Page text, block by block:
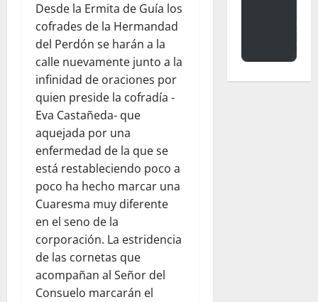
Desde la Ermita de Guía los
cofrades de la Hermandad
del Perdón se harán a la
calle nuevamente junto a la
infinidad de oraciones por
quien preside la cofradía -
Eva Castañeda- que
aquejada por una
enfermedad de la que se
está restableciendo poco a
poco ha hecho marcar una
Cuaresma muy diferente
en el seno de la
corporación. La estridencia
de las cornetas que
acompañan al Señor del
Consuelo marcarán el